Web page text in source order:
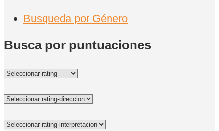
Busqueda por Género
Busca por puntuaciones